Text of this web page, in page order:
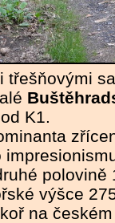
K1.
výšce
na